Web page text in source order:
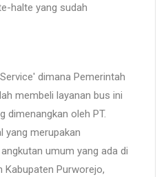
halte yang sudah
dimana Pemerintah
membeli layanan bus ini
dimenangkan oleh PT.
yang merupakan
umum yang ada di
Kabupaten Purworejo,